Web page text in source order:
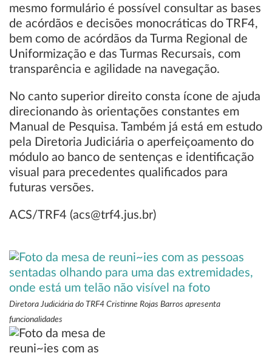
mesmo formulário é possível consultar as bases
de acórdãos e decisões monocráticas do TRF4,
bem como de acórdãos da Turma Regional de
Uniformização e das Turmas Recursais, com
transparência e agilidade na navegação.
No canto superior direito consta ícone de ajuda
direcionando às orientações constantes em
Manual de Pesquisa. Também já está em estudo
pela Diretoria Judiciária o aperfeiçoamento do
módulo ao banco de sentenças e identificação
visual para precedentes qualificados para
futuras versões.
ACS/TRF4 (acs@trf4.jus.br)
Diretora Judiciária do TRF4 Cristinne Rojas Barros apresenta
funcionalidades